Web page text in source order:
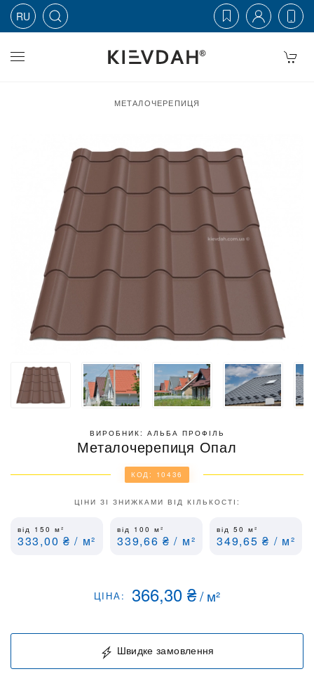
Skip to main content
RU
МЕТАЛОЧЕРЕПИЦЯ
ВИРОБНИК: АЛЬБА ПРОФІЛЬ
Металочерепиця Опал
КОД: 10436
ЦІНИ ЗІ ЗНИЖКАМИ ВІД КІЛЬКОСТІ:
від 150 м²
333,00 ₴ / м²
від 100м²
339,66₴ / м²
від 50м²
349,65₴ / м²
ЦІНА: 366,30₴/м²
Швидке замовлення